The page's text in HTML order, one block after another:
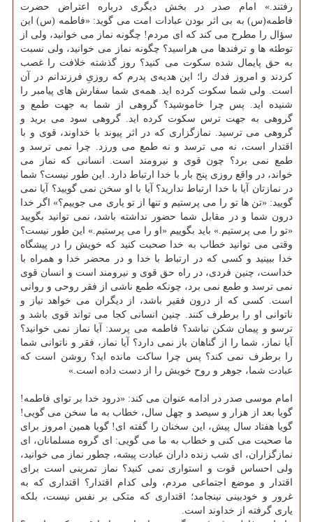
‏رفتند.» امام صدر در بخش دیگری درباره اعتراض حضرت
فاطمه(س) به بی اثر بودن عبادات امت می گوید: «فاطمه (س) این
سؤال را مطرح می ‏كند كه ای مردم! چگونه نماز می ‏خوانید، ولی از
توطئه‏ ها و ترفندها می ‏هراسید؟ چگونه نماز می ‏خوانید، ولی نسبت
به حق پایمال‏ شده سكوت می ‏كنید؟ روز گذشته خلافت را غصب
كردند و امروز فدك را؛ این هدیه‌ی پدرم كه روزیِ فرزندانم در آن
است. ولی شما سكوت كرده ‏اید. همه‌ی شما سفارش ‏های پیامبر را
شنیده ‏اید. پس چرا خاموشید؟ گروهی از شما به جهت طمع و
گروهی به جهت ترس سكوت كرده ‏اید. گروهی سود می ‏برید و
گروهی می ‏ترسید. نمازگزاری كه در اثر پیوند با خداوند، قوی و با
اقتدار است، نه می ‏ترسد و نه طمع می ‏ورزد. چرا نمی ‏ترسد و
طمع نمی ‏برد؟ چون قوی و نیرومند است. انسانی كه نماز می
‏خواند، در واقع روزی پنج بار با خدا ارتباط دارد. این طور نیست؟ شما
در نمازتان آیا با خدا ارتباط ندارید؟ آیا با او سخن نمی ‏گویید؟ آیا نمی
‏گویید: «تن ها تو را می ‏پرستیم و تنها از تو یاری می ‏جوییم؟» اگر خدا
درون شما و در مقابل شما حضور نداشته باشد، نمی ‏توانید بگویید
«تو را می ‏پرستیم.» باید بگوییم «او را می ‏پرستیم.» این طور نیست؟
وقتی می ‏توانید خطاب به خدا صحبت كنید كه خویش را در پیشگاه
خدا ببینید و كسی كه در ارتباط با خدا و در محضر خدا و همراه با
خداست، چنین فردی، در راه حق قوی و نیرومند است و انسان قوی
نمی ‏ترسد و طمع نمی ‏برد، چونكه طمع ناشی از فقر روحی و روانی
است. كسی كه از درون فقیر باشد، از دیگران می ‏خواهد نیاز و
ناتوانی او را برطرف كنند. چنین انسانی كجا می ‏تواند قوی باشد و
ترسو و پیمان شكن نباشد؟ فاطمه می ‏پرسد: آیا نماز نمی ‏خوانید؟
آیا نماز، شما را از گناهان باز نمی ‏دارد؟ آیا نماز، فقر و ناتوانی شما
را برطرف نمی ‏كند؟ پس چرا ساكت مانده‏ اید؟ روشن است كه
عبادت شما، جوهر و روح خویش را از دست داده است.»
امام موسی صدر در ادامه عنوان می كند: «درود خدا بر توای فاطمه!
گویا بعد از هزار و سیصد و چهل سال، خطاب به ما سخن می ‏گویی!
گویا هفتاد سال پیش، این سخنان را گفته ‏ای! گویا همین امروز برای
ما صحبت می ‏كنی و خطاب به ما می ‏گویی: ای گروه مسلمانان، ای
نمازگزاران، ای شب‏ زنده ‏داران عبادت‏ پیشه، چطور نماز می ‏خوانید،
ولی احساس قوت و استواری نمی ‏كنید؟ نماز تمرینی است برای
اقتدار و موضع اجتماعی مردم، ولی كدام اقتدار؟ اقتداری كه به
غرور و خودبینی نینجامد؛ اقتداری كه متكی بر نفس نیست، بلكه
یاری گرفته از خداوند است.